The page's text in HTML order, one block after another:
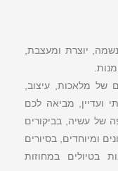
יוצרת ומעצבת,
של מלאכות, עיצוב,
ועדיין, מביאה לכם
של עשיה, בביקורים
ומיוחדים, בסיורים
בטיולים במחוזות